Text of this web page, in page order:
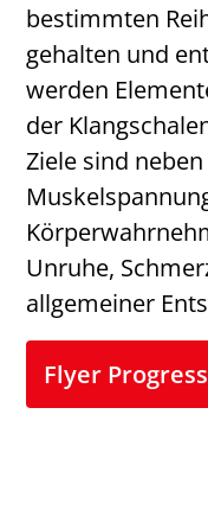
bestimmten
gehalten und
werden
der
Ziele sind
Unruhe,
allgemeiner
Flyer